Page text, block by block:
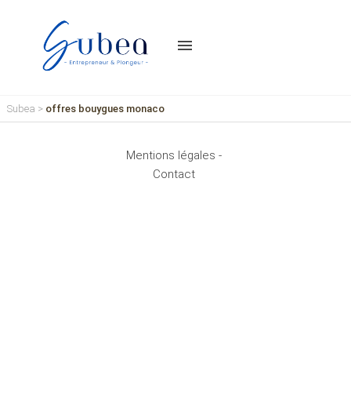
menu
Subea > offres bouygues monaco
Mentions légales -
Contact